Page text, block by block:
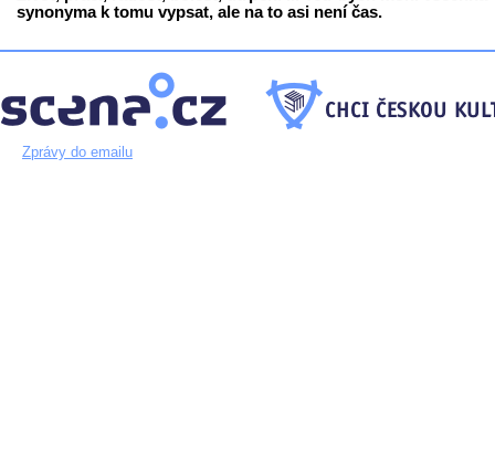
synonyma k tomu vypsat, ale na to asi není čas.
Zprávy do emailu